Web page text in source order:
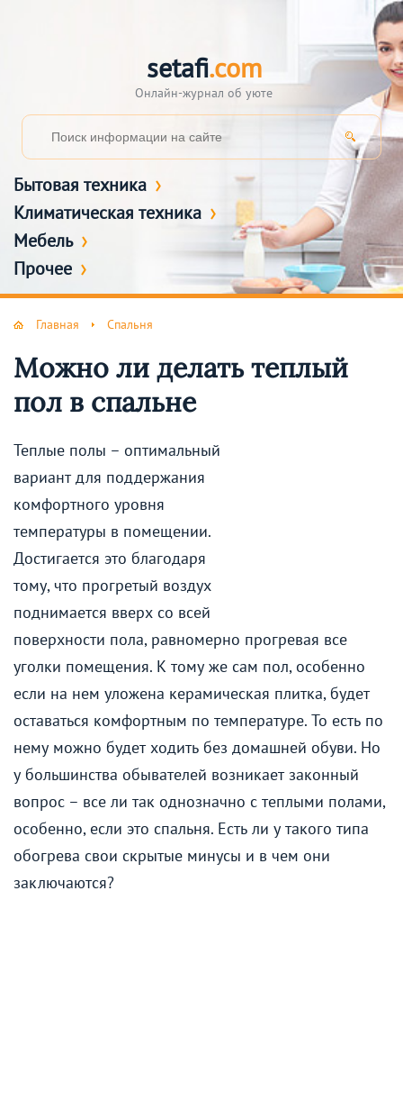
setafi.com
Онлайн-журнал об уюте
Бытовая техника
Климатическая техника
Мебель
Прочее
Главная Спальня
Можно ли делать теплый
пол в спальне
Теплые полы – оптимальный
вариант для поддержания
комфортного уровня
температуры в помещении.
Достигается это благодаря
тому, что прогретый воздух
поднимается вверх со всей
поверхности пола, равномерно прогревая все
уголки помещения. К тому же сам пол, особенно
если на нем уложена керамическая плитка, будет
оставаться комфортным по температуре. То есть по
нему можно будет ходить без домашней обуви. Но
у большинства обывателей возникает законный
вопрос – все ли так однозначно с теплыми полами,
особенно, если это спальня. Есть ли у такого типа
обогрева свои скрытые минусы и в чем они
заключаются?